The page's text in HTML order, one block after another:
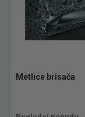
Metlice brisača